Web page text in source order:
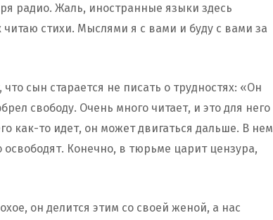
радио. Жаль, иностранные языки здесь
стихи. Мыслями я с вами и буду с вами за
сын старается не писать о трудностях: «Он
свободу. Очень много читает, и это для него
как-то идет, он может двигаться дальше. В нем
Конечно, в тюрьме царит цензура,
он делится этим со своей женой, а нас